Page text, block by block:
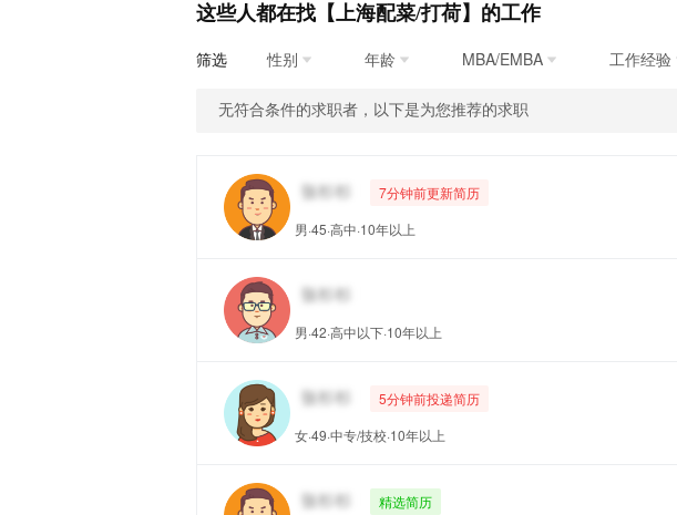
这些人都在找【上海配菜/打荷】的工作
筛选 性别 年龄 MBA/EMBA 工作经验
无符合条件的求职者，以下是为您推荐的求职
7分钟前更新简历
男·45·高中·10年以上
男·42·高中以下·10年以上
5分钟前投递简历
女·49·中专/技校·10年以上
精选简历